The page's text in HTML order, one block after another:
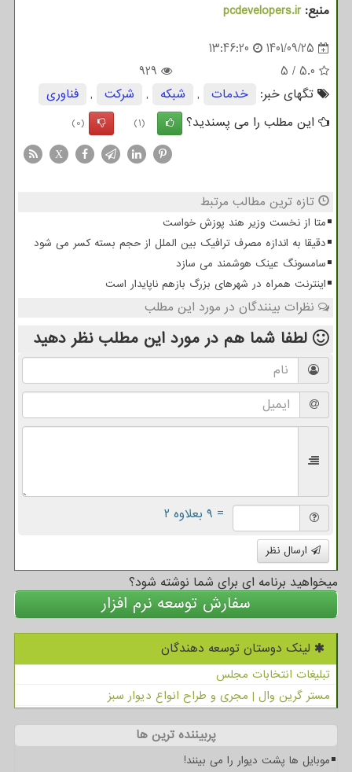
منبع:pcdevelopers.ir
1401/09/25
13:46:20
5.0
/
5
929
تگهای خبر:
خدمات , شبكه , شركت ,
فناوری
این مطلب را می پسندید؟
(1)
(0)
X
تازه ترین مطالب مرتبط
متا از نخست وزیر هند پوزش خواست
دقیقا به اندازه مصرف ترافیک بین الملل از حجم بسته کسر می شود
سامسونگ عینک هوشمند می سازد
اینترنت همراه در شهرهای بزرگ بازهم ناپایدار است
نظرات بینندگان در مورد این مطلب
لطفا شما هم در مورد این مطلب نظر دهید
= ۹ بعلاوه ۲
ارسال نظر
میخواهید برنامه ای برای شما نوشته شود؟
سفارش توسعه نرم افزار
لینک دوستان توسعه دهندگان
تبلیغات انتخابات مجلس
مستر گرین وال | مجری و طراح انواع دیوار سبز
پربیننده ترین ها
موبایل ها پشت دیوار را می بینند!